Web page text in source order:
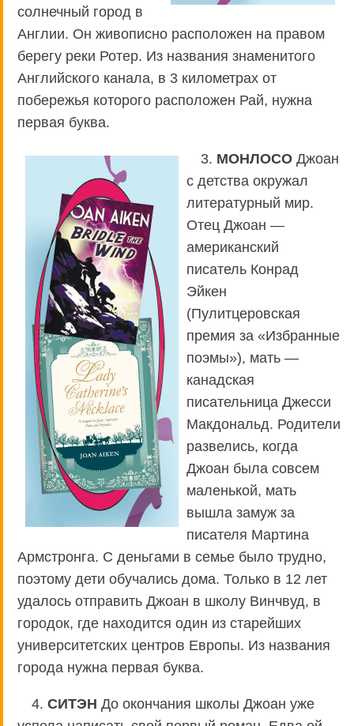
солнечный город в
Англии. Он живописно расположен на правом
берегу реки Ротер. Из названия знаменитого
Английского канала, в 3 километрах от
побережья которого расположен Рай, нужна
первая буква.
3. МОНЛОСО Джоан
с детства окружал
литературный мир.
Отец Джоан —
американский
писатель Конрад
Эйкен
(Пулитцеровская
премия за «Избранные
поэмы»), мать —
канадская
писательница Джесси
Макдональд. Родители
развелись, когда
Джоан была совсем
маленькой, мать
вышла замуж за
писателя Мартина
Армстронга. С деньгами в семье было трудно,
поэтому дети обучались дома. Только в 12 лет
удалось отправить Джоан в школу Винчвуд, в
городок, где находится один из старейших
университетских центров Европы. Из названия
города нужна первая буква.
4. СИТЭН До окончания школы Джоан уже